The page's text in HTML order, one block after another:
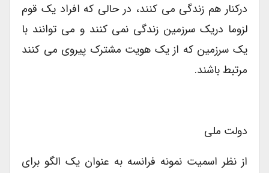
درکنار هم زندگی می کنند، در حالی که افراد یک قوم
لزوما دریک سرزمین زندگی نمی کنند و می توانند با
یک سرزمین که از یک هویت مشترک پیروی می کنند
مرتبط باشند.
دولت ملی
از نظر اسمیت نمونه فرانسه به عنوان یک الگو برای